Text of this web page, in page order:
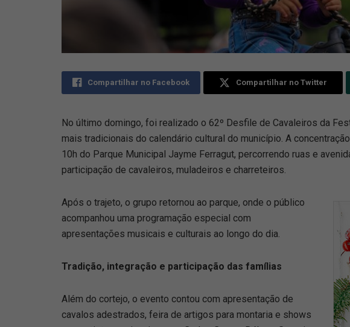
Compartilhar no Facebook Compartilhar no Twitter
No último domingo, foi realizado o 62º Desfile de Cavaleiros da
mais tradicionais do calendário cultural do município. A
10h do Parque Municipal Jayme Ferragut, percorrendo ruas e
participação de cavaleiros, muladeiros e charreteiros.
Após o trajeto, o grupo retornou ao parque, onde o público
acompanhou uma programação especial com
apresentações musicais e culturais ao longo do dia.
Tradição, integração e participação das famílias
Além do cortejo, o evento contou com apresentação de
cavalos adestrados, feira de artigos para montaria e shows